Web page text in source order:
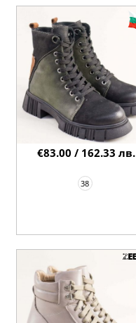
38
€83.00 / 162.33 лв.